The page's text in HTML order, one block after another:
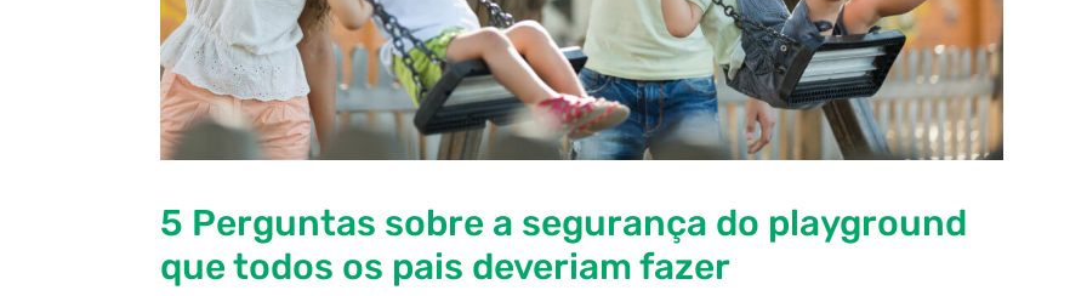
5 Perguntas sobre a segurança do playground
que todos os pais deveriam fazer